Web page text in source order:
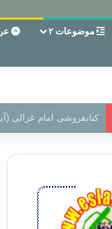
موضوعات ۲
سر دفتر فساد در زمین‌،